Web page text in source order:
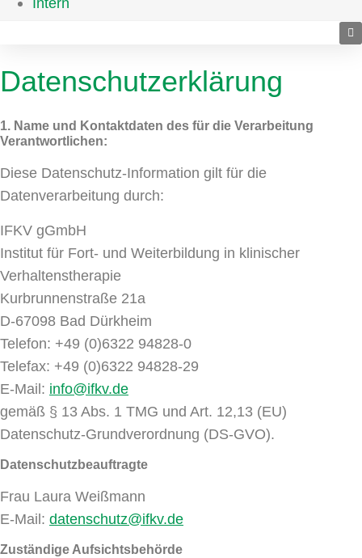
Intern
Datenschutz­erklärung
1. Name und Kontaktdaten des für die Verarbeitung
Verantwortlichen:
Diese Datenschutz-Information gilt für die
Datenverarbeitung durch:
IFKV gGmbH
Institut für Fort- und Weiterbildung in klinischer
Verhaltenstherapie
Kurbrunnenstraße 21a
D-67098 Bad Dürkheim
Telefon: +49 (0)6322 94828-0
Telefax: +49 (0)6322 94828-29
E-Mail: info@ifkv.de
gemäß § 13 Abs. 1 TMG und Art. 12,13 (EU)
Datenschutz-Grundverordnung (DS-GVO).
Datenschutzbeauftragte
Frau Laura Weißmann
E-Mail: datenschutz@ifkv.de
Zuständige Aufsichtsbehörde